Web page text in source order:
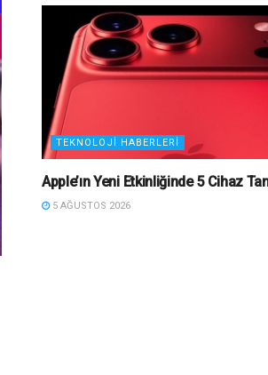
TEKNOLOJI HABERLERI
Apple’ın Yeni Etkinliğinde 5 Cihaz
5 AĞUSTOS 2026